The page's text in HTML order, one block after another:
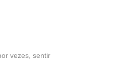
vezes, sentir